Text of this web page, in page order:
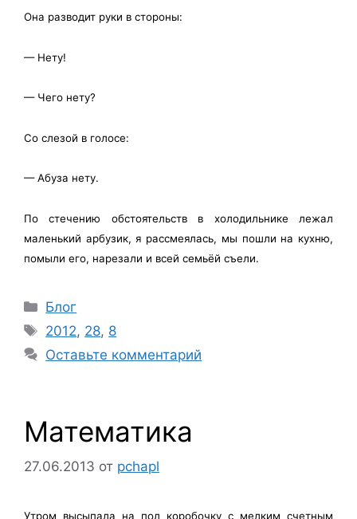
Она разводит руки в стороны:
— Нету!
— Чего нету?
Со слезой в голосе:
— Абуза нету.
По стечению обстоятельств в холодильнике лежал
маленький арбузик, я рассмеялась, мы пошли на кухню,
помыли его, нарезали и всей семьёй съели.
Рубрики
Блог
Метки
2012, 28, 8
Оставьте комментарий
Математика
27.06.2013 от pchapl
Утром высыпала на пол коробочку с мелким счетным